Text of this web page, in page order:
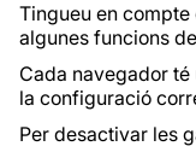
Tingueu en
algunes funcions
Cada navegador
la configuració
Per desactivar les